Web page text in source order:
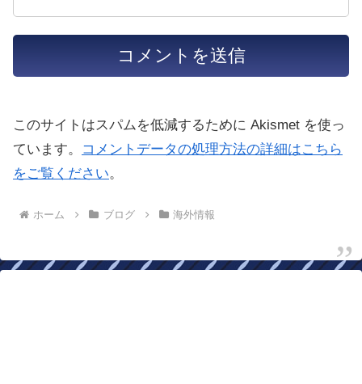
このサイトはスパムを低減するために Akismet を使っ
ています。
コメントデータの処理方法の詳細はこちら
をご覧ください。
ホーム ブログ 海外情報